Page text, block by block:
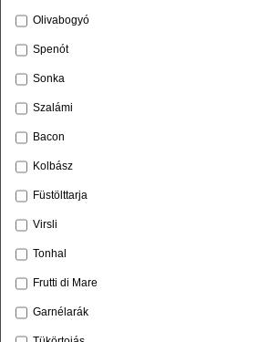
Olivabogyó
Spenót
Sonka
Szalámi
Bacon
Kolbász
Füstölttarja
Virsli
Tonhal
Frutti di Mare
Garnélarák